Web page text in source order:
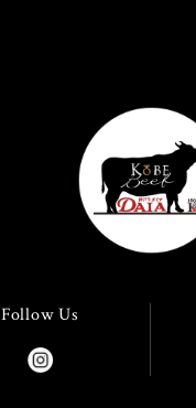
Follow Us